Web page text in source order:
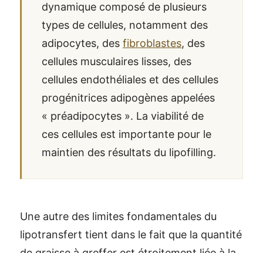
dynamique composé de plusieurs
types de cellules, notamment des
adipocytes, des fibroblastes, des
cellules musculaires lisses, des
cellules endothéliales et des cellules
progénitrices adipogènes appelées
« préadipocytes ». La viabilité de
ces cellules est importante pour le
maintien des résultats du lipofilling.
Une autre des limites fondamentales du
lipotransfert tient dans le fait que la quantité